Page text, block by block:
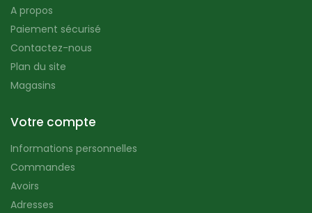
A propos
Paiement sécurisé
Contactez-nous
Plan du site
Magasins
Votre compte
Informations personnelles
Commandes
Avoirs
Adresses